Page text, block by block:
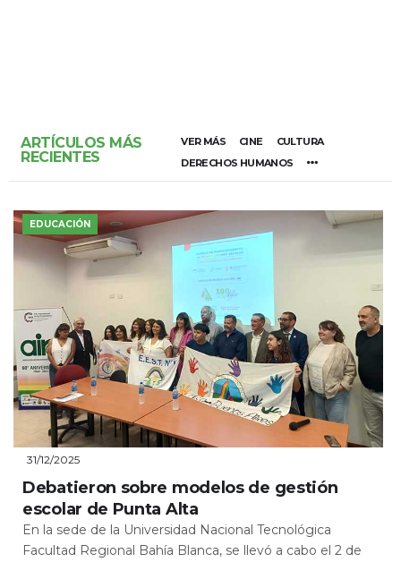
ARTÍCULOS MÁS
RECIENTES
VER MÁS CINE
CULTURA
DERECHOS HUMANOS
EDUCACIÓN
31/12/2025
Debatieron sobre modelos de gestión
escolar de Punta Alta
En la sede de la Universidad Nacional Tecnológica
Facultad Regional Bahía Blanca, se llevó a cabo el 2 de